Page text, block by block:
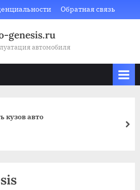
Обратная связь
genesis.ru
автомобиля
кузов авто